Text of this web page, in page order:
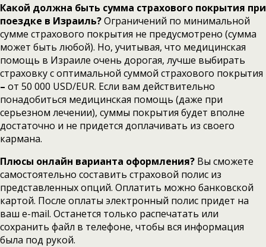
Какой должна быть сумма страхового покрытия при
поездке в Израиль?Ограничений по минимальной
сумме страхового покрытия не предусмотрено (сумма
может быть любой). Но, учитывая, что медицинская
помощь в Израиле очень дорогая, лучше выбирать
страховку с оптимальной суммой страхового покрытия
– от 50 000 USD/EUR. Если вам действительно
понадобиться медицинская помощь (даже при
серьезном лечении), суммы покрытия будет вполне
достаточно и не придется доплачивать из своего
кармана.
Плюсы онлайн варианта оформления? Вы сможете
самостоятельно составить страховой полис из
представленных опций. Оплатить можно банковской
картой. После оплаты электронный полис придет на
ваш e-mail. Останется только распечатать или
сохранить файл в телефоне, чтобы вся информация
была под рукой.